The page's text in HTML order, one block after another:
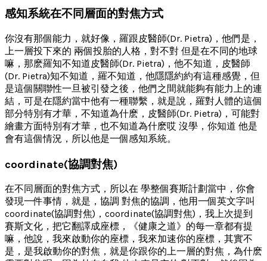
感知系統在不同層面的對焦方式
你沒有那個能力，就好像，羅跟皮醫師(Dr. Pietra)，他們是，
上一層投下來的 兩個投胎的人格，對不對 但是在不同的地球
嘛，那麽羅知不知道皮醫師(Dr. Pietra)，他不知道，皮醫師
(Dr. Pietra)知不知道，羅不知道，他隱隱約約有這種感覺，但
是這個關聯性一旦被引發之後，他們之間就能夠有能力上的連
結，可是在隱約當中他有一種聯繫，就是說，羅對人體的這個
部分特別有才華，不知道為什麽，皮醫師(Dr. Pietra)，可能對
繪畫方面特別有才華，也不知道為什麽哎 沒學，你知道 他是
會有這個情況，所以他是一個感知系統。
coordinate(協調對焦)
在不同層面的對焦方式，所以在 學整個賽斯計劃當中，你會
發現一件事情，就是，協調 對焦的協調，他用一個英文字叫
coordinate(協調對焦)，coordinate(協調對焦)，我上次提到
賽斯文化，把它翻譯成座標，《健康之道》的每一章都有提
嘛，他說，我來啟動你的座標，我來加速你的座標，其實不
是，是我啟動你的對焦，就是你跟你的上一層的對焦，為什麽